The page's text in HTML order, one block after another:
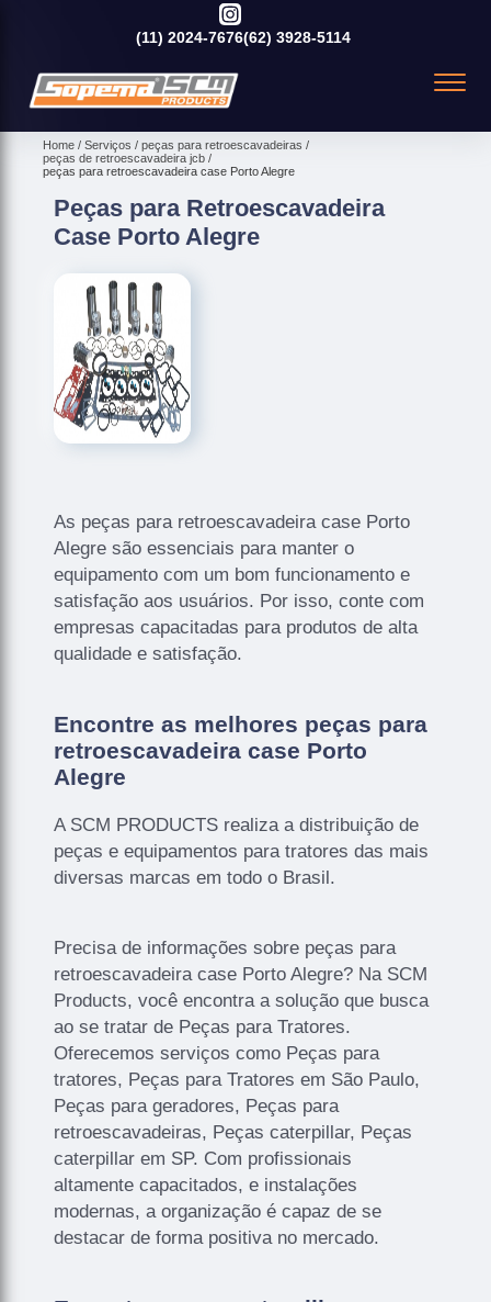
(11) 2024-7676(62) 3928-5114
Home Serviços
peças para retroescavadeiras
peças de retroescavadeira jcb
peças para retroescavadeira case Porto Alegre
Peças para Retroescavadeira
Case Porto Alegre
As peças para retroescavadeira case Porto
Alegre são essenciais para manter o
equipamento com um bom funcionamento e
satisfação aos usuários. Por isso, conte com
empresas capacitadas para produtos de alta
qualidade e satisfação.
Encontre as melhores peças para
retroescavadeira case Porto
Alegre
A SCM PRODUCTS realiza a distribuição de
peças e equipamentos para tratores das mais
diversas marcas em todo o Brasil.
Precisa de informações sobre peças para
retroescavadeira case Porto Alegre? Na SCM
Products, você encontra a solução que busca
ao se tratar de Peças para Tratores.
Oferecemos serviços como Peças para
tratores, Peças para Tratores em São Paulo,
Peças para geradores, Peças para
retroescavadeiras, Peças caterpillar, Peças
caterpillar em SP. Com profissionais
altamente capacitados, e instalações
modernas, a organização é capaz de se
destacar de forma positiva no mercado.